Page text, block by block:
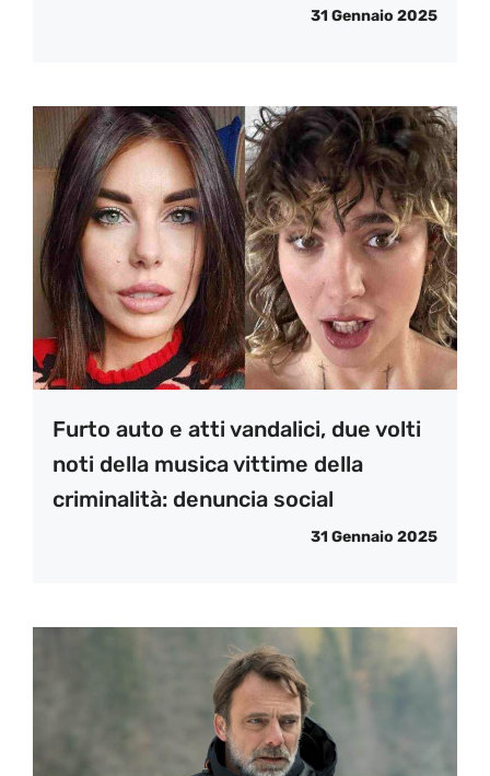
31 Gennaio 2025
Furto auto e atti vandalici, due volti
noti della musica vittime della
criminalità: denuncia social
31 Gennaio 2025